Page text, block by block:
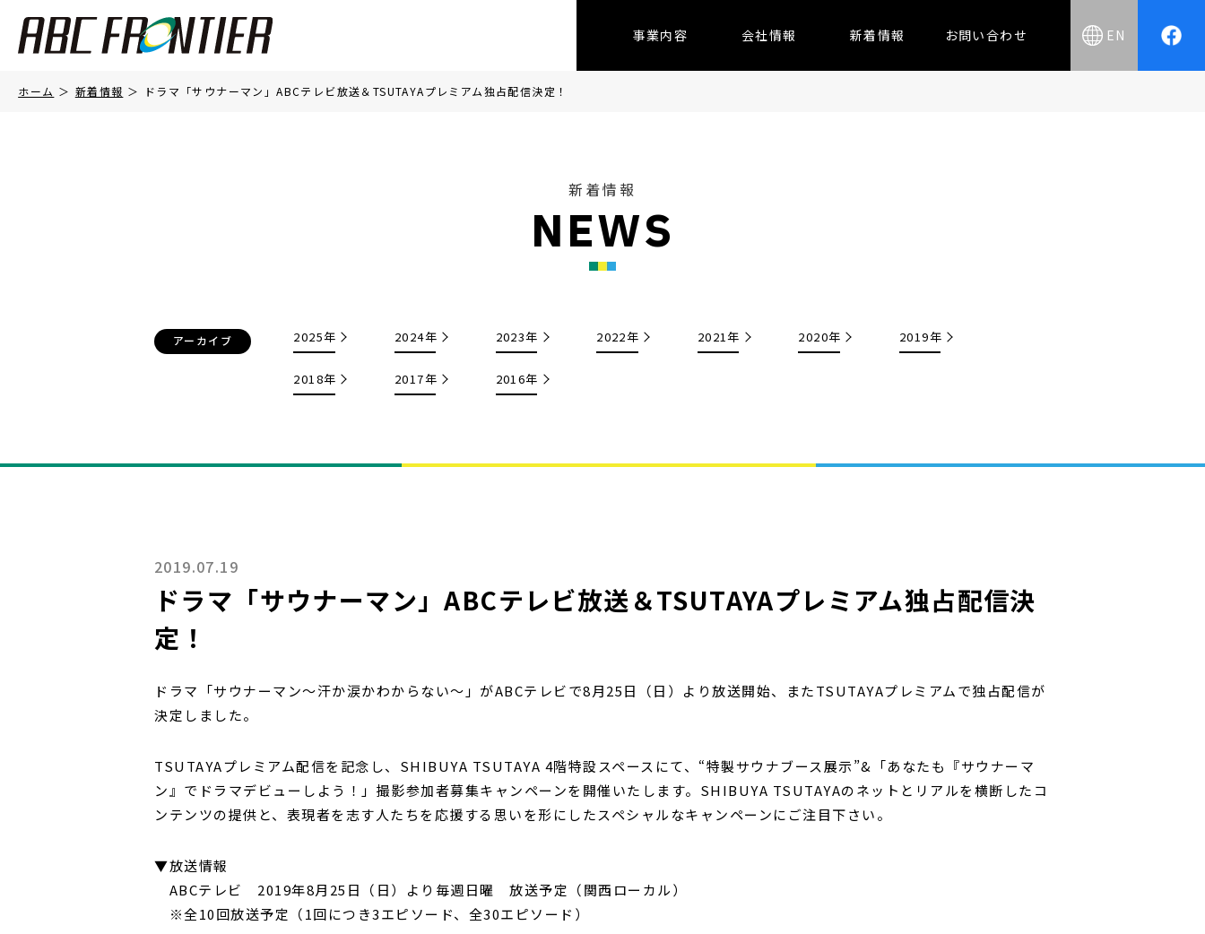
事業内容 会社情報 新着情報 お問い合わせ EN
ホーム 新着情報 ドラマ「サウナーマン」ABCテレビ放送＆TSUTAYAプレミアム独占配信決定！
新着情報
NEWS
アーカイブ 2025年 2024年 2023年 2022年 2021年 2020年 2019年
2018年 2017年 2016年
2019.07.19
ドラマ「サウナーマン」ABCテレビ放送＆TSUTAYAプレミアム独占配信決
定！
ドラマ「サウナーマン～汗か涙かわからない～」がABCテレビで8月25日（日）より放送開始、またTSUTAYAプレミアムで独占配信が
決定しました。
TSUTAYAプレミアム配信を記念し、SHIBUYA TSUTAYA 4階特設スペースにて、“特製サウナブース展示”&「あなたも『サウナーマ
ン』でドラマデビューしよう！」撮影参加者募集キャンペーンを開催いたします。SHIBUYA TSUTAYAのネットとリアルを横断したコ
ンテンツの提供と、表現者を志す人たちを応援する思いを形にしたスペシャルなキャンペーンにご注目下さい。
▼放送情報
ABCテレビ 2019年8月25日（日）より毎週日曜 放送予定（関西ローカル）
※全10回放送予定（1回につき3エピソード、全30エピソード）